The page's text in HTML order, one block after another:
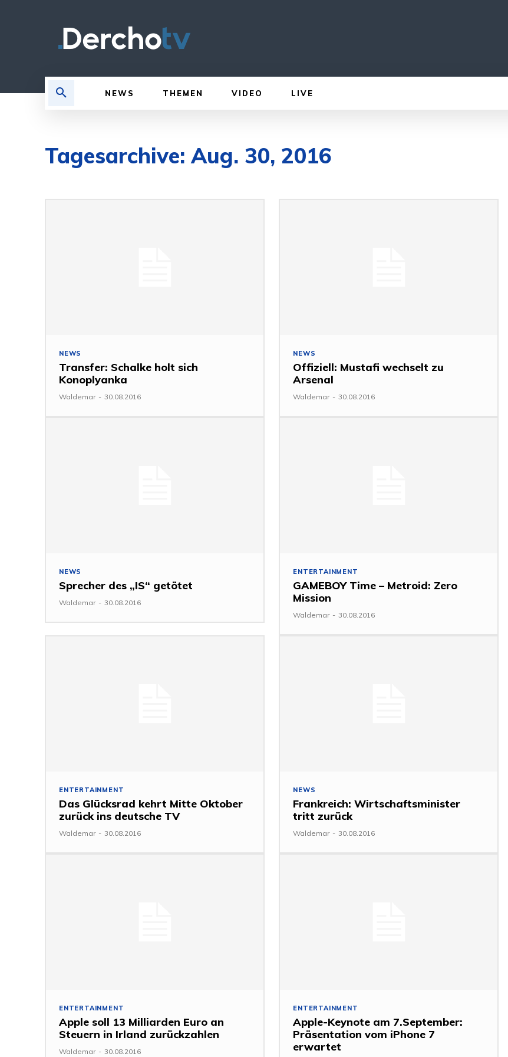
NEWS THEMEN VIDEO LIVE
Tagesarchive: Aug. 30, 2016
NEWS
Transfer: Schalke holt sich
Konoplyanka
Waldemar - 30.08.2016
NEWS
Offiziell: Mustafi wechselt zu
Arsenal
Waldemar - 30.08.2016
NEWS
Sprecher des „IS“ getötet
Waldemar - 30.08.2016
ENTERTAINMENT
GAMEBOY Time – Metroid: Zero
Mission
Waldemar - 30.08.2016
ENTERTAINMENT
Das Glücksrad kehrt Mitte Oktober
zurück ins deutsche TV
Waldemar - 30.08.2016
NEWS
Frankreich: Wirtschaftsminister
tritt zurück
Waldemar - 30.08.2016
ENTERTAINMENT
Apple soll 13 Milliarden Euro an
Steuern in Irland zurückzahlen
Waldemar - 30.08.2016
ENTERTAINMENT
Apple-Keynote am 7.September:
Präsentation vom iPhone 7
erwartet